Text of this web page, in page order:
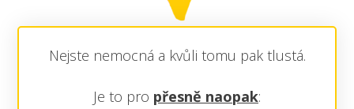
Nejste nemocná a kvůli tomu pak tlustá.
Je to pro přesně naopak: